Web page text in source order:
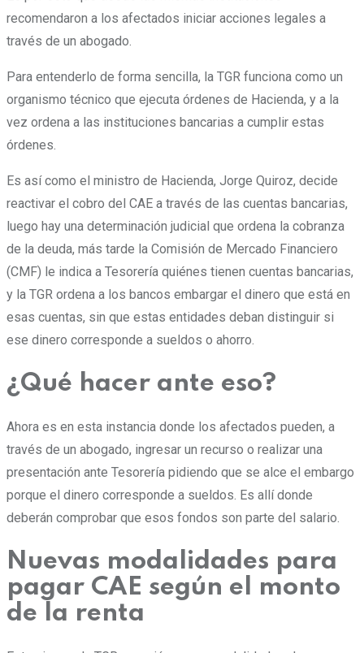
recomendaron a los afectados iniciar acciones legales a
través de un abogado.
Para entenderlo de forma sencilla, la TGR funciona como un
organismo técnico que ejecuta órdenes de Hacienda, y a la
vez ordena a las instituciones bancarias a cumplir estas
órdenes.
Es así como el ministro de Hacienda, Jorge Quiroz, decide
reactivar el cobro del CAE a través de las cuentas bancarias,
luego hay una determinación judicial que ordena la cobranza
de la deuda, más tarde la Comisión de Mercado Financiero
(CMF) le indica a Tesorería quiénes tienen cuentas bancarias,
y la TGR ordena a los bancos embargar el dinero que está en
esas cuentas, sin que estas entidades deban distinguir si
ese dinero corresponde a sueldos o ahorro.
¿Qué hacer ante eso?
Ahora es en esta instancia donde los afectados pueden, a
través de un abogado, ingresar un recurso o realizar una
presentación ante Tesorería pidiendo que se alce el embargo
porque el dinero corresponde a sueldos. Es allí donde
deberán comprobar que esos fondos son parte del salario.
Nuevas modalidades para
pagar CAE según el monto
de la renta